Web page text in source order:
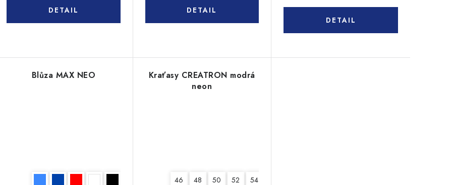
Blůza MAX NEO
Kraťasy CREATRON modrá
neon
46 48 50 52 54